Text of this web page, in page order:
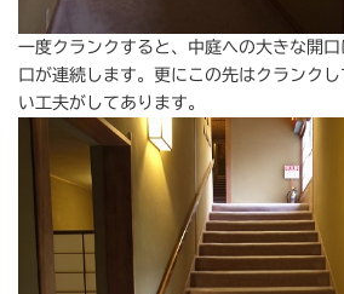
一度クランクすると、中庭への大きな開
口が連続します。更にこの先はクランク
い工夫がしてあります。